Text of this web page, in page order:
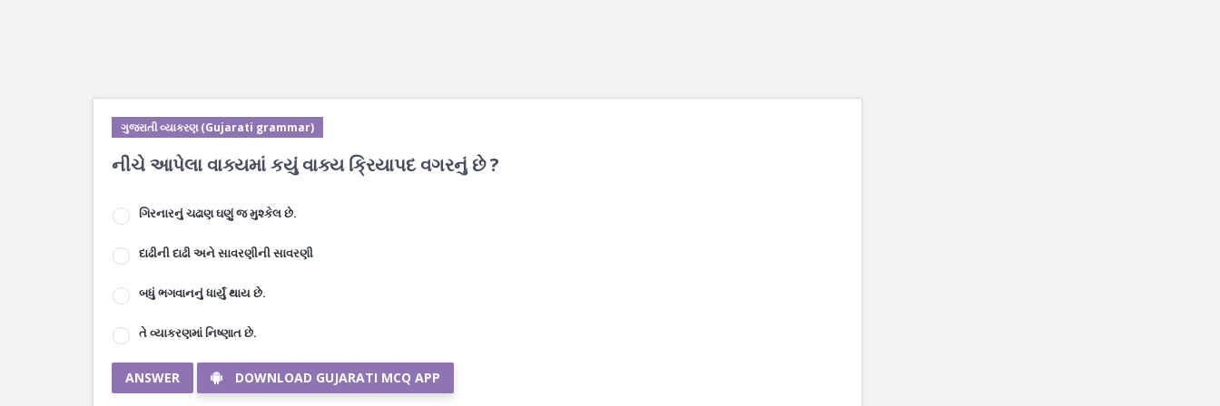
ગુજરાતી વ્યાકરણ (Gujarati grammar)
નીચે આપેલા વાક્યમાં કયું વાક્ય ક્રિયાપદ વગરનું છે ?
ગિરનારનું ચઢાણ ઘણું જ મુશ્કેલ છે.
દાઢીની દાઢી અને સાવરણીની સાવરણી
બધું ભગવાનનું ધાર્યું થાય છે.
તે વ્યાકરણમાં નિષ્ણાત છે.
ANSWER DOWNLOAD GUJARATI MCQ APP